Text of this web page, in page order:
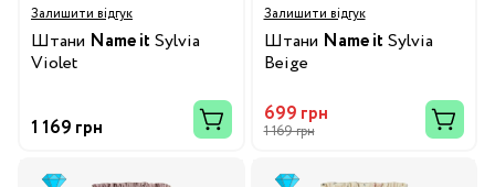
Залишити відгук
Штани Name it Sylvia
Violet
1 169 грн
Залишити відгук
Штани Name it Sylvia
Beige
699 грн
1 169 грн